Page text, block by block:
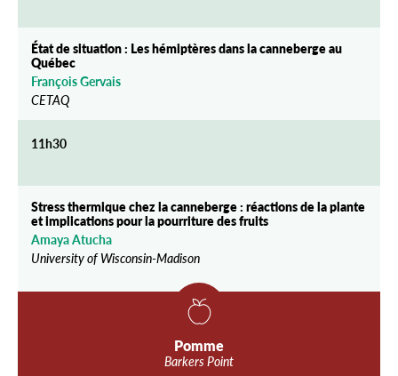
État de situation : Les hémiptères dans la canneberge au
Québec
François Gervais
CETAQ
11h30
Stress thermique chez la canneberge : réactions de la plante
et implications pour la pourriture des fruits
Amaya Atucha
University of Wisconsin-Madison
Pomme
Barkers Point